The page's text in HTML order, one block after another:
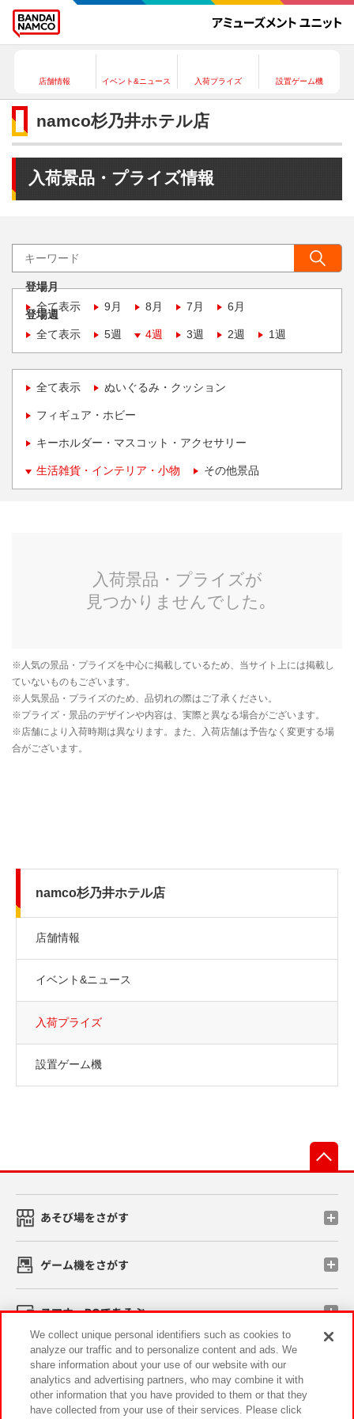
店舗情報 イベント&ニュース 入荷プライズ 設置ゲーム機
namco杉乃井ホテル店
入荷景品・プライズ情報
登場月
全て表示
9月 8月 7月 6月
登場週
全て表示
5週 4週 3週 2週 1週
全て表示 ぬいぐるみ・クッション
フィギュア・ホビー
キーホルダー・マスコット・アクセサリー
生活雑貨・インテリア・小物 その他景品
namco杉乃井ホテル店
店舗情報
イベント&ニュース
入荷プライズ
設置ゲーム機
あそび場をさがす
ゲーム機をさがす
スマホ・PCであそぶ
イベント・キャンペーン
We collect unique personal identifiers such as cookies to
analyze our traffic and to personalize content and ads. We
share information about your use of our website with our
analytics and advertising partners, who may combine it with
other information that you have provided to them or that they
have collected from your use of their services. Please click